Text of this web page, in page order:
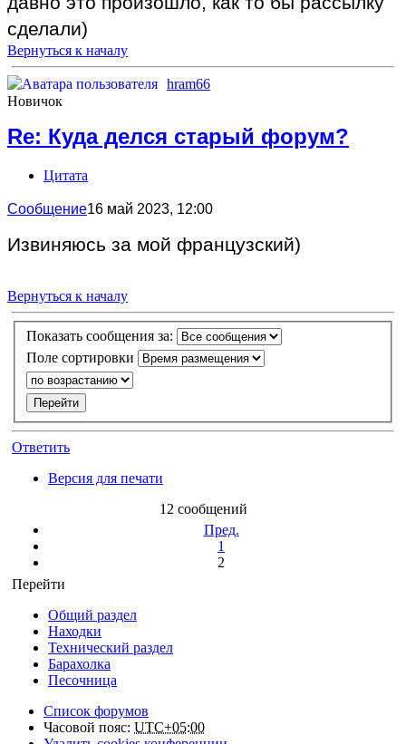
сделали)
Вернуться к началу
hram66
Новичок
Re: Куда делся старый форум?
Цитата
Сообщение16 май 2023, 12:00
Извиняюсь за мой французский)
Вернуться к началу
Показать сообщения за:
Поле сортировки
Ответить
Версия для печати
12 сообщений
Пред.
1
2
Перейти
Общий раздел
Находки
Технический раздел
Барахолка
Песочница
Список форумов
Часовой пояс: UTC+05:00